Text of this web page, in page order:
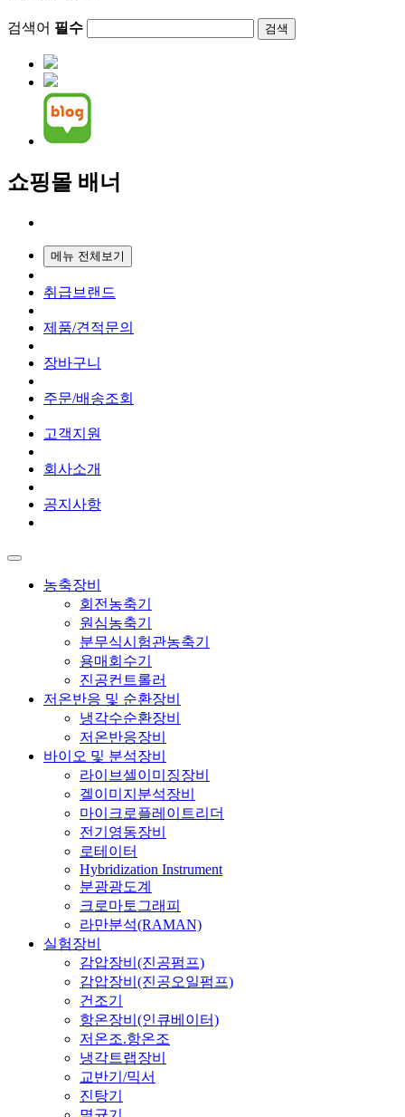
검색어 필수 검색
쇼핑몰 배너
메뉴 전체보기
취급브랜드
제품/견적문의
장바구니
주문/배송조회
고객지원
회사소개
공지사항
농축장비
회전농축기
원심농축기
분무식시험관농축기
용매회수기
진공컨트롤러
저온반응 및 순환장비
냉각수순환장비
저온반응장비
바이오 및 분석장비
라이브셀이미징장비
겔이미지분석장비
마이크로플레이트리더
전기영동장비
로테이터
Hybridization Instrument
분광광도계
크로마토그래피
라만분석(RAMAN)
실험장비
감압장비(진공펌프)
감압장비(진공오일펌프)
건조기
항온장비(인큐베이터)
저온조.항온조
냉각트랩장비
교반기/믹서
진탕기